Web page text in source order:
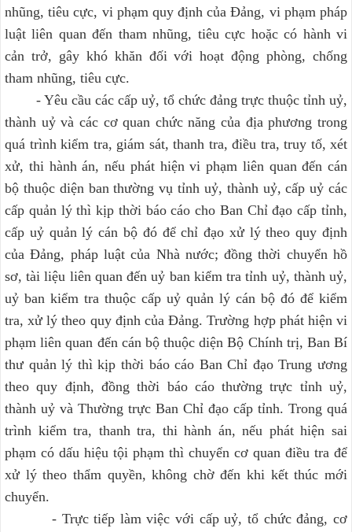
nhũng, tiêu cực, vi phạm quy định của Đảng, vi phạm pháp
luật liên quan đến tham nhũng, tiêu cực hoặc có hành vi
cản trở, gây khó khăn đối với hoạt động phòng, chống
tham nhũng, tiêu cực.
- Yêu cầu các cấp uỷ, tổ chức đảng trực thuộc tỉnh uỷ,
thành uỷ và các cơ quan chức năng của địa phương trong
quá trình kiểm tra, giám sát, thanh tra, điều tra, truy tố, xét
xử, thi hành án, nếu phát hiện vi phạm liên quan đến cán
bộ thuộc diện ban thường vụ tỉnh uỷ, thành uỷ, cấp uỷ các
cấp quản lý thì kịp thời báo cáo cho Ban Chỉ đạo cấp tỉnh,
cấp uỷ quản lý cán bộ đó để chỉ đạo xử lý theo quy định
của Đảng, pháp luật của Nhà nước; đồng thời chuyển hồ
sơ, tài liệu liên quan đến uỷ ban kiểm tra tỉnh uỷ, thành uỷ,
uỷ ban kiểm tra thuộc cấp uỷ quản lý cán bộ đó để kiểm
tra, xử lý theo quy định của Đảng. Trường hợp phát hiện vi
phạm liên quan đến cán bộ thuộc diện Bộ Chính trị, Ban Bí
thư quản lý thì kịp thời báo cáo Ban Chỉ đạo Trung ương
theo quy định, đồng thời báo cáo thường trực tỉnh uỷ,
thành uỷ và Thường trực Ban Chỉ đạo cấp tỉnh. Trong quá
trình kiểm tra, thanh tra, thi hành án, nếu phát hiện sai
phạm có dấu hiệu tội phạm thì chuyển cơ quan điều tra để
xử lý theo thẩm quyền, không chờ đến khi kết thúc mới
chuyển.
- Trực tiếp làm việc với cấp uỷ, tổ chức đảng, cơ